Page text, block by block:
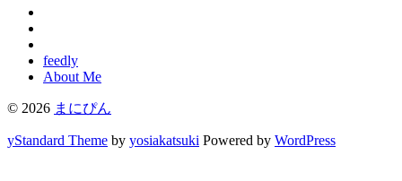
feedly
About Me
© 2026 まにぴん
yStandard Theme by yosiakatsuki Powered by WordPress